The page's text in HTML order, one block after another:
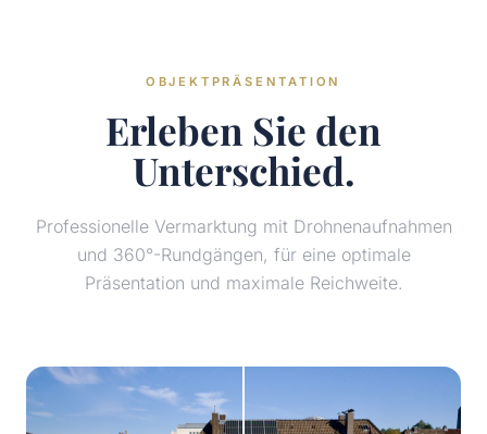
OBJEKTPRÄSENTATION
Erleben Sie den
Unterschied.
Professionelle Vermarktung mit Drohnenaufnahmen
und 360°-Rundgängen, für eine optimale
Präsentation und maximale Reichweite.